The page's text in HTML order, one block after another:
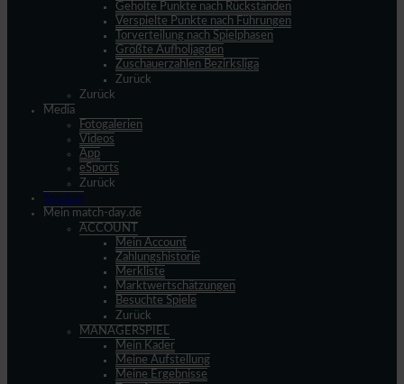
Geholte Punkte nach Rückständen
Verspielte Punkte nach Führungen
Torverteilung nach Spielphasen
Größte Aufholjagden
Zuschauerzahlen Bezirksliga
Zurück
Zurück
Media
Fotogalerien
Videos
App
eSports
Zurück
Spieltag
Mein match-day.de
ACCOUNT
Mein Account
Zahlungshistorie
Merkliste
Marktwertschätzungen
Besuchte Spiele
Zurück
MANAGERSPIEL
Mein Kader
Meine Aufstellung
Meine Ergebnisse